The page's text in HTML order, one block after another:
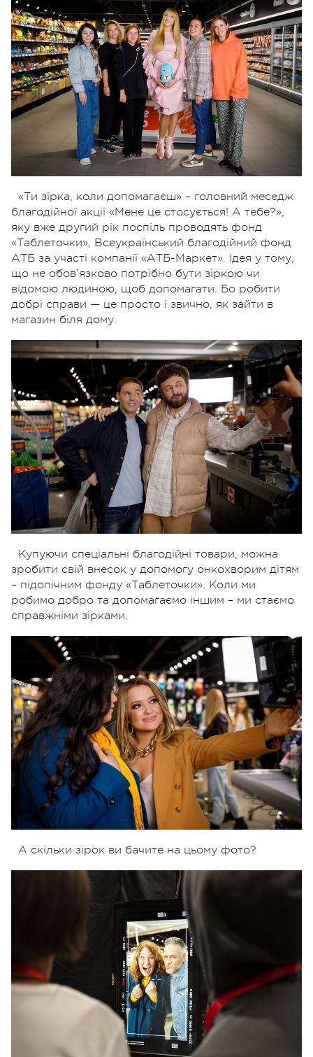
«Ти зірка, коли допомагаєш» – головний меседж
благодійної акції «Мене це стосується! А тебе?»,
яку вже другий рік поспіль проводять фонд
«Таблеточки», Всеукраїнський благодійний фонд
АТБ за участі компанії «АТБ-Маркет». Ідея у тому,
що не обов’язково потрібно бути зіркою чи
відомою людиною, щоб допомагати. Бо робити
добрі справи — це просто і звично, як зайти в
магазин біля дому.
Купуючи спеціальні благодійні товари, можна
зробити свій внесок у допомогу онкохворим дітям
– підопічним фонду «Таблеточки». Коли ми
робимо добро та допомагаємо іншим – ми стаємо
справжніми зірками.
А скільки зірок ви бачите на цьому фото?